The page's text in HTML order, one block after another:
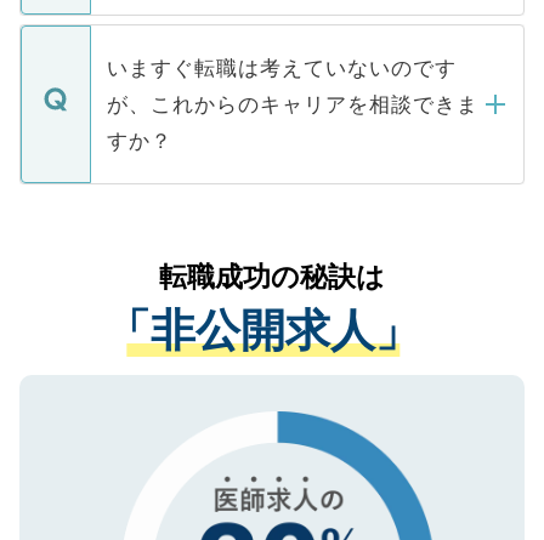
関を公にしてしまうと、応募が殺到する場
に、医療機関が求める条件に合った人材の
みを人材紹介会社に依頼するケースが増え
ています。
定を承諾する必要はありません。内定先へ
の辞退の連絡はキャリアパートナーが行い
個人情報が漏えいすることはありませんの
で、ご安心ください。当サイトからの登録
などで収集したご登録者様の個人情報は、
ご本人のキャリアアップおよび転職活動の
支援を目的に使用いたします。お預かりし
ているすべての個人データはご本人の許可
は、個人情報の取り扱いについての厳密な
管理基準を満たした事業者のみに付与され
る、プライバシーマークを取得済みです。
で、機密保持に関してもご安心ください。
いますぐ転職は考えていないのです
が、これからのキャリアを相談できま
すか？
かがいして、現在の医療機関の状況や紹介
経験をまじえながら、適切なアドバイスを
させていただきます。すぐにご転職をされ
ない方には、長期的なサポートが可能です
ので、まずはご登録ください。
転職成功の秘訣は
「非公開求人」